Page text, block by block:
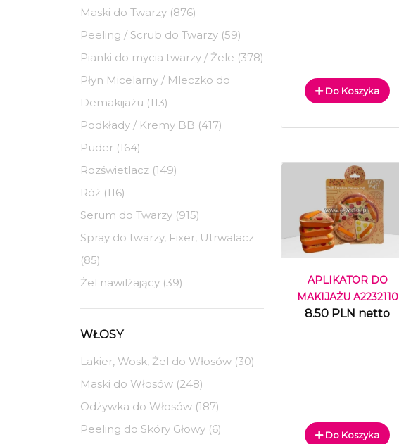
Maski do Twarzy (876)
Peeling / Scrub do Twarzy (59)
Pianki do mycia twarzy / Żele (378)
Płyn Micelarny / Mleczko do
Demakijażu (113)
Podkłady / Kremy BB (417)
Puder (164)
Rozświetlacz (149)
Róż (116)
Serum do Twarzy (915)
Spray do twarzy, Fixer, Utrwalacz
(85)
Żel nawilżający (39)
WŁOSY
Lakier, Wosk, Żel do Włosów (30)
Maski do Włosów (248)
Odżywka do Włosów (187)
Peeling do Skóry Głowy (6)
Do Koszyka
APLIKATOR DO
MAKIJAŻU A2232110
8.50 PLN netto
Do Koszyka